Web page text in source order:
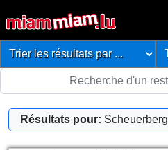
Résultats pour: Scheuerberg